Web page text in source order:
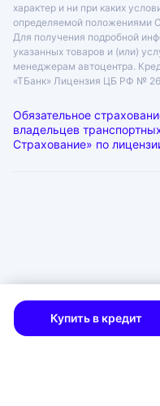
Купить в кредит
характер и ни при каких
определяемой положениями
Для получения подробной
указанных товаров и (или)
менеджерам автоцентра.
«ТБанк» Лицензия ЦБ РФ №
Обязательное
владельцев
Страхование» по
Согласие на рекламную